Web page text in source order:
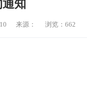
通知
10 来源： 浏览：662